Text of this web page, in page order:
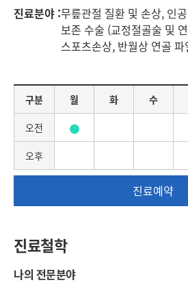
진
진료분야 :무릎관절 질환 및 손상, 인
보존 수술 (교정절골술 및
스포츠손상, 반월상 연골
별
료
정
구분 월 화 수
오전
오후
진료예약
진료철학
나의 전문분야